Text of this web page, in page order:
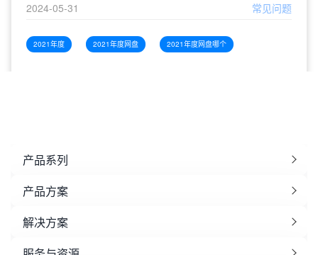
2024-05-31 常见问题
2021年度 2021年度网盘 2021年度网盘哪个
产品系列
产品方案
解决方案